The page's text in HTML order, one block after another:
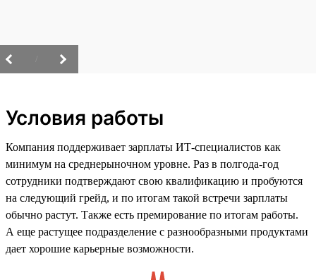
Условия работы
Компания поддерживает зарплаты ИТ-специалистов как
минимум на среднерыночном уровне. Раз в полгода-год
сотрудники подтверждают свою квалификацию и пробуются
на следующий грейд, и по итогам такой встречи зарплаты
обычно растут. Также есть премирование по итогам работы.
А еще растущее подразделение с разнообразными продуктами
дает хорошие карьерные возможности.